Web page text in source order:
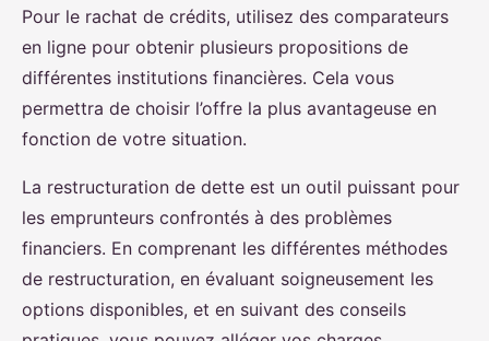
Pour le rachat de crédits, utilisez des comparateurs
en ligne pour obtenir plusieurs propositions de
différentes institutions financières. Cela vous
permettra de choisir l’offre la plus avantageuse en
fonction de votre situation.
La restructuration de dette est un outil puissant pour
les emprunteurs confrontés à des problèmes
financiers. En comprenant les différentes méthodes
de restructuration, en évaluant soigneusement les
options disponibles, et en suivant des conseils